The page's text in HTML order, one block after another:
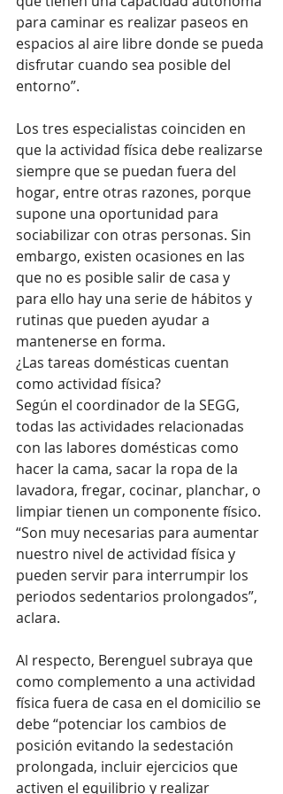
para caminar es realizar paseos en
espacios al aire libre donde se pueda
disfrutar cuando sea posible del
entorno”.
Los tres especialistas coinciden en
que la actividad física debe realizarse
siempre que se puedan fuera del
hogar, entre otras razones, porque
supone una oportunidad para
sociabilizar con otras personas. Sin
embargo, existen ocasiones en las
que no es posible salir de casa y
para ello hay una serie de hábitos y
rutinas que pueden ayudar a
mantenerse en forma.
¿Las tareas domésticas cuentan
como actividad física?
Según el coordinador de la SEGG,
todas las actividades relacionadas
con las labores domésticas como
hacer la cama, sacar la ropa de la
lavadora, fregar, cocinar, planchar, o
limpiar tienen un componente físico.
“Son muy necesarias para aumentar
nuestro nivel de actividad física y
pueden servir para interrumpir los
periodos sedentarios prolongados”,
aclara.
Al respecto, Berenguel subraya que
como complemento a una actividad
física fuera de casa en el domicilio se
debe “potenciar los cambios de
posición evitando la sedestación
prolongada, incluir ejercicios que
activen el equilibrio y realizar